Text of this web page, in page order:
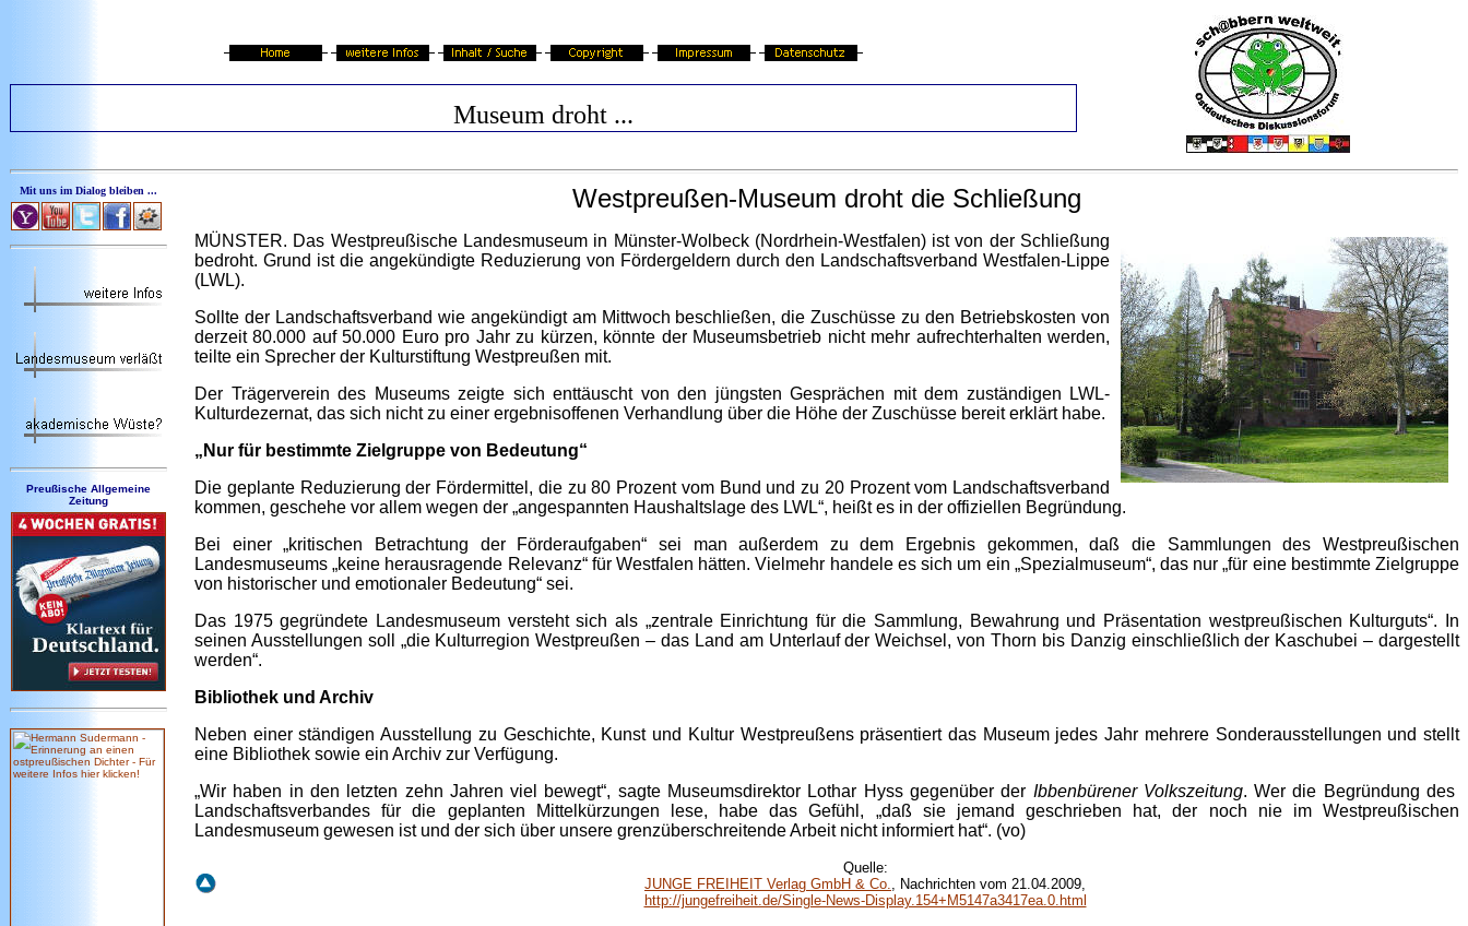
Museum droht ...
Mit uns im Dialog bleiben ...
Preußische Allgemeine
Zeitung
Westpreußen-Museum droht die Schließung
MÜNSTER. Das Westpreußische Landesmuseum in Münster-Wolbeck (Nordrhein-Westfalen) ist von der Schließung
bedroht. Grund ist die angekündigte Reduzierung von Fördergeldern durch den Landschaftsverband Westfalen-Lippe
(LWL).
Sollte der Landschaftsverband wie angekündigt am Mittwoch beschließen, die Zuschüsse zu den Betriebskosten von
derzeit 80.000 auf 50.000 Euro pro Jahr zu kürzen, könnte der Museumsbetrieb nicht mehr aufrechterhalten werden,
teilte ein Sprecher der Kulturstiftung Westpreußen mit.
Der Trägerverein des Museums zeigte sich enttäuscht von den jüngsten Gesprächen mit dem zuständigen LWL-
Kulturdezernat, das sich nicht zu einer ergebnisoffenen Verhandlung über die Höhe der Zuschüsse bereit erklärt habe.
„Nur für bestimmte Zielgruppe von Bedeutung“
Die geplante Reduzierung der Fördermittel, die zu 80 Prozent vom Bund und zu 20 Prozent vom Landschaftsverband
kommen, geschehe vor allem wegen der „angespannten Haushaltslage des LWL“, heißt es in der offiziellen Begründung.
Bei einer „kritischen Betrachtung der Förderaufgaben“ sei man außerdem zu dem Ergebnis gekommen, daß die Sammlungen des Westpreußischen
Landesmuseums „keine herausragende Relevanz“ für Westfalen hätten. Vielmehr handele es sich um ein „Spezialmuseum“, das nur „für eine bestimmte Zielgruppe
von historischer und emotionaler Bedeutung“ sei.
Das 1975 gegründete Landesmuseum versteht sich als „zentrale Einrichtung für die Sammlung, Bewahrung und Präsentation westpreußischen Kulturguts“. In
seinen Ausstellungen soll „die Kulturregion Westpreußen – das Land am Unterlauf der Weichsel, von Thorn bis Danzig einschließlich der Kaschubei – dargestellt
werden“.
Bibliothek und Archiv
Neben einer ständigen Ausstellung zu Geschichte, Kunst und Kultur Westpreußens präsentiert das Museum jedes Jahr mehrere Sonderausstellungen und stellt
eine Bibliothek sowie ein Archiv zur Verfügung.
„Wir haben in den letzten zehn Jahren viel bewegt“, sagte Museumsdirektor Lothar Hyss gegenüber der Ibbenbürener Volkszeitung. Wer die Begründung des
Landschaftsverbandes für die geplanten Mittelkürzungen lese, habe das Gefühl, „daß sie jemand geschrieben hat, der noch nie im Westpreußischen
Landesmuseum gewesen ist und der sich über unsere grenzüberschreitende Arbeit nicht informiert hat“. (vo)
Quelle:
JUNGE FREIHEIT Verlag GmbH & Co., Nachrichten vom 21.04.2009,
http://jungefreiheit.de/Single-News-Display.154+M5147a3417ea.0.html